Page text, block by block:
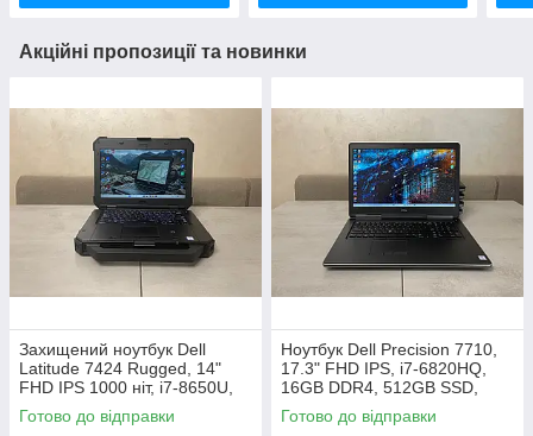
Акційні пропозиції та новинки
Захищений ноутбук Dell
Latitude 7424 Rugged, 14"
FHD IPS 1000 ніт, i7-8650U,
16GB, 1TB SSD, AMD Radeon
RX 540 4GB, стилус, 4G LTE
Готово до відправки
Ноутбук Dell Precision 7710,
17.3" FHD IPS, i7-6820HQ,
16GB DDR4, 512GB SSD,
AMD Radeon R9 M375X 2GB
GDDR5
Готово до відправки